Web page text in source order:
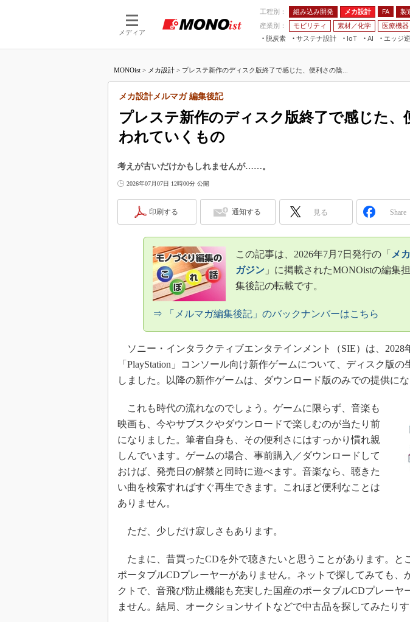
メディア
工程別： 組み込み開発 メカ設計 FA 製
産業別：
モビリティ 素材／化学 医療機器
脱炭素
サステナ設計
IoT
つながる工場
AI
AI×設備保全
エッジ
JIMTOF
IIFES
スマート工場EXPO
AUTOMOTIVE WORLD
フィールドサー
Windows
車載ソフト開発
ISO26262
無償設計ツール
3Dプリンタ
S＆OP
インダストリー
イノベーション
製造業ビッグデ
植物工場
知財マネジメン
海外生産
グローバル設計
制御セキュリティ
モビリテ
MONOist > メカ設計 > プレステ新作のディスク版終了で感じた、便利さの陰...
プレステ新作のディスク版終了で感じた、
われていくもの
メカ設計メルマガ 編集後記
考えが古いだけかもしれませんが……。
2026年07月07日 12時00分 公開
印刷する 通知する 見る Share
この記事は、2026年7月7日発行の「 メ
ガジン」に掲載されたMONOistの編集
集後記の転載です。
⇒ 「メルマガ編集後記」のバックナンバーはこちら
ソニー・インタラクティブエンタテインメント（SIE）は、2028
「PlayStation」コンソール向け新作ゲームについて、ディスク版
しました。以降の新作ゲームは、ダウンロード版のみでの提供にな
これも時代の流れなのでしょう。ゲームに限らず、音楽も
映画も、今やサブスクやダウンロードで楽しむのが当たり前
になりました。筆者自身も、その便利さにはすっかり慣れ親
しんでいます。ゲームの場合、事前購入／ダウンロードして
おけば、発売日の解禁と同時に遊べます。音楽なら、聴きた
い曲を検索すればすぐ再生できます。これほど便利なことは
ありません。
ただ、少しだけ寂しさもあります。
たまに、昔買ったCDを外で聴きたいと思うことがあります。と
ポータブルCDプレーヤーがありません。ネットで探してみても、
クトで、音飛び防止機能も充実した国産のポータブルCDプレーヤ
ません。結局、オークションサイトなどで中古品を探してみたりす